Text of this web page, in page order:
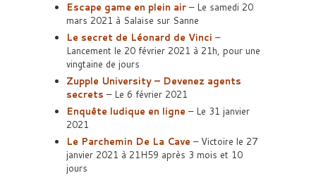
Escape game en plein air – Le samedi 20
mars 2021 à Salaise sur Sanne
Le secret de Léonard de Vinci –
Lancement le 20 février 2021 à 21h, pour une
vingtaine de jours
Zupple University – Devenez agents
secrets – Le 6 février 2021
Enquête ludique en ligne – Le 31 janvier
2021
Le Parchemin De La Cave – Victoire le 27
janvier 2021 à 21H59 après 3 mois et 10
jours